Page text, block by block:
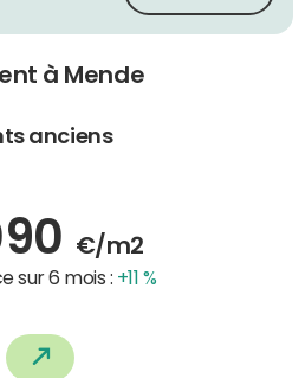
à Mende
anciens
€/m2
sur 6 mois : +11 %